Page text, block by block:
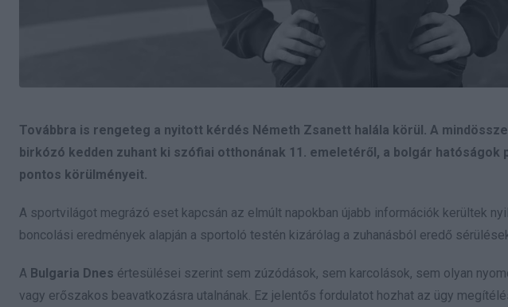
Továbbra is rengeteg a nyitott kérdés Németh Zsanett halála körül. A
birkózó kedden zuhant ki szófiai otthonának 11. emeletéről, a bolgár hatóságok
pontos körülményeit.
A sportvilágot megrázó eset kapcsán az elmúlt napokban újabb információk kerültek
boncolási eredmények alapján a sportoló testén kizárólag a zuhanásból eredő
A Bulgaria Dnes értesülései szerint sem zúzódások, sem karcolások, sem olyan
vagy erőszakos beavatkozásra utalnának. Ez jelentős fordulatot hozhat az ügy